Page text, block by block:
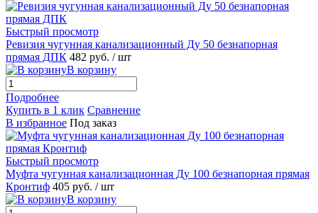
Быстрый просмотр
Ревизия чугунная канализационный Ду 50 безнапорная
прямая ДПК 482 руб. / шт
В корзину
Подробнее
Купить в 1 клик Сравнение
В избранное Под заказ
Быстрый просмотр
Муфта чугунная канализационная Ду 100 безнапорная прямая
Кронтиф 405 руб. / шт
В корзину